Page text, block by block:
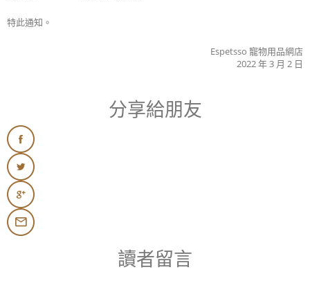
特此通知。
Espetsso 寵物用品網店
2022 年 3 月 2 日
分享給朋友
讀者留言